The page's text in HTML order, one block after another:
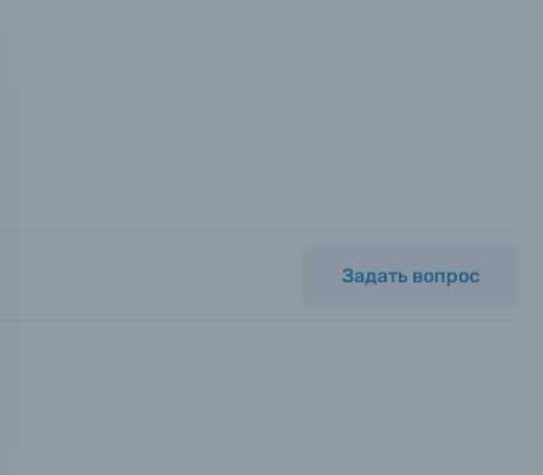
с
Задать вопрос